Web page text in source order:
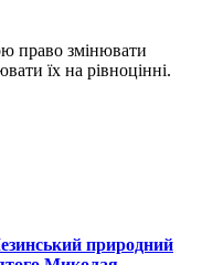
право змінювати
їх на рівноцінні.
природний